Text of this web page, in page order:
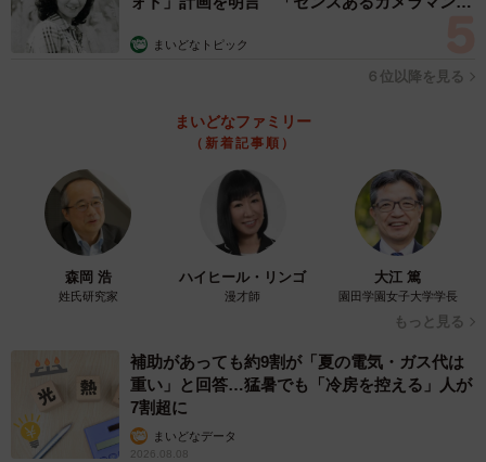
精巧に作られた文字クッキー（画像提供／まつさん）
――特にこだわった点は？
やっぱり文字クッキーのそれも「覚」の字ですね。
「覚」の「見」と上の冠をつなぐ部分がありますが、そこ
の部分が脆弱すぎて何回もくっつけるのに苦労しました。
――たくさんの反響がありました。
初のプチバズということで単純に嬉しかったのと、この
ツイートに「いいね」を押したということは、みんなも花
メントは笑いました系のコメントですね〜。自分が作った
もので人を笑わせられるのはやっぱりいいものでした。
まいどなトピック
６位以降を見る
まいどなファミリー
（新着記事順）
森岡 浩
姓氏研究家
ハイヒール・リンゴ
漫才師
大江 篤
園田学園女子大学学長
もっと見る
補助があっても約9割が「夏の電気・ガス代は
重い」と回答…猛暑でも「冷房を控える」人が
7割超に
まいどなデータ
2026.08.08